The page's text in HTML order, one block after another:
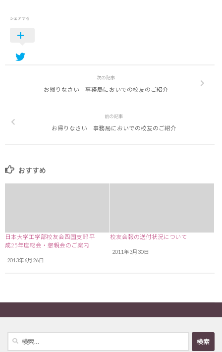
シェアする
次の記事
お帰りなさい 事務局においでの校友のご紹介
前の記事
お帰りなさい 事務局においでの校友のご紹介
おすすめ
日本大学工学部校友会四国支部 平
成25年度総会・懇親会のご案内
2013年6月26日
校友会報の送付状況について
2011年3月30日